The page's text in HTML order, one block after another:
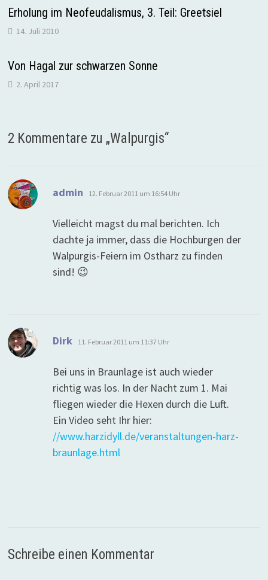
Erholung im Neofeudalismus, 3. Teil: Greetsiel
14. Juli 2010
Von Hagal zur schwarzen Sonne
2. April 2017
2 Kommentare zu „Walpurgis“
admin sagt:
12. Februar 2011 um 16:54 Uhr
Vielleicht magst du mal berichten. Ich
dachte ja immer, dass die Hochburgen der
Walpurgis-Feiern im Ostharz zu finden
sind! 😉
Dirk sagt:
11. Februar 2011 um 11:37 Uhr
Bei uns in Braunlage ist auch wieder
richtig was los. In der Nacht zum 1. Mai
fliegen wieder die Hexen durch die Luft.
Ein Video seht Ihr hier:
//www.harzidyll.de/veranstaltungen-harz-
braunlage.html
Schreibe einen Kommentar